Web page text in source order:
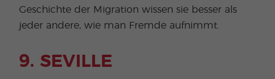
Geschichte der Migration wissen sie besser als
jeder andere, wie man Fremde aufnimmt.
9. SEVILLE